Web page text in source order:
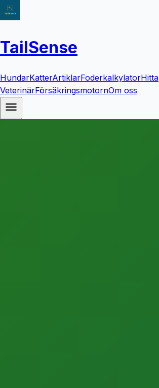
TailSense
HundarKatterArtiklarFoderkalkylatorHitta
VeterinärFörsäkringsmotornOm oss